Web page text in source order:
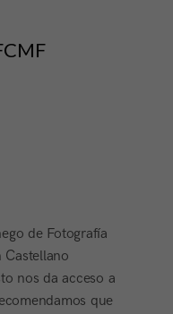
de Fotografía
nos da acceso a
que